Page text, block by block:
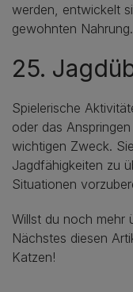
werden, entwickelt
gewohnten Nahrung.
25.
Spielerische
oder das
wichtigen Zweck.
Jagdfähigkeiten zu
Situationen
Willst du noch mehr
Nächstes diesen
Katzen!